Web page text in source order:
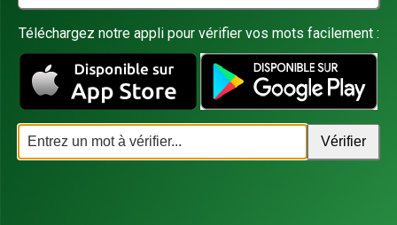
Téléchargez notre appli pour vérifier vos mots facilement :